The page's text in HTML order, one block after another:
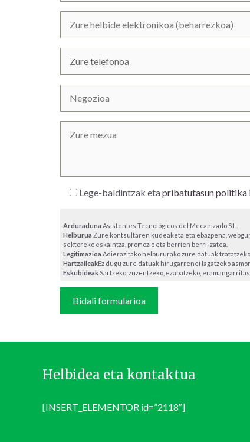
Lege-baldintzak etapribatutasun politika
Arduraduna Asistentes Tecnológicos del Mecanizado S.L.
Helburua Zure kontsultaren kudeaketa eta ebazpena,
sektoreko eskaintza, promozio eta berrien berri izatea.
Legitimazioa Adierazitako helbururako zure datuak tratatzeko
HartzaileakEz dugu zure datuak hirugarrenei lagatzeko
Eskubideak Sartzeko, zuzentzeko, ezabatzeko,
Helbidea eta kontaktua
[INSERT_ELEMENTOR id=”2118″]